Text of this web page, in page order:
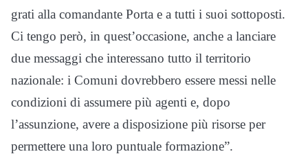
grati alla comandante Porta e a tutti i suoi sottoposti.
Ci tengo però, in quest’occasione, anche a lanciare
due messaggi che interessano tutto il territorio
nazionale: i Comuni dovrebbero essere messi nelle
condizioni di assumere più agenti e, dopo
l’assunzione, avere a disposizione più risorse per
permettere una loro puntuale formazione”.